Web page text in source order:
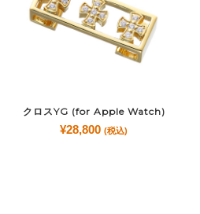
クロスYG (for Apple Watch)
¥28,800 (税込)